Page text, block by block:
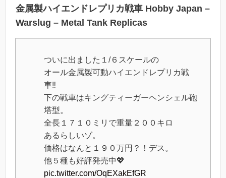
金属製ハイエンドレプリカ戦車 Hobby Japan –
Warslug – Metal Tank Replicas
ついに出ました１/６スケールの
オール金属製可動ハイエンドレプリカ戦
車‼️
下の戦車はキングティーガーヘンシェル砲
塔型。
全長１７１０ミリで重量２００キロ
あるらしいゾ。
価格はなんと１９０万円？！デス。
他５種も好評発売中💖
pic.twitter.com/OqEXakEfGR